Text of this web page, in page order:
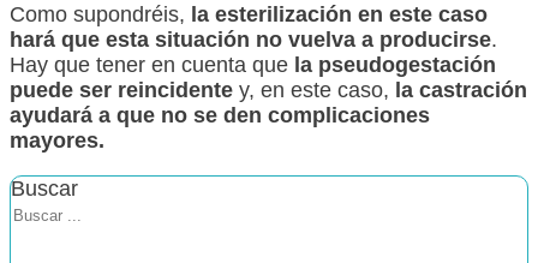
Como supondréis, la esterilización en este caso
hará que esta situación no vuelva a producirse.
Hay que tener en cuenta que la pseudogestación
puede ser reincidente y, en este caso, la castración
ayudará a que no se den complicaciones
mayores.
Buscar